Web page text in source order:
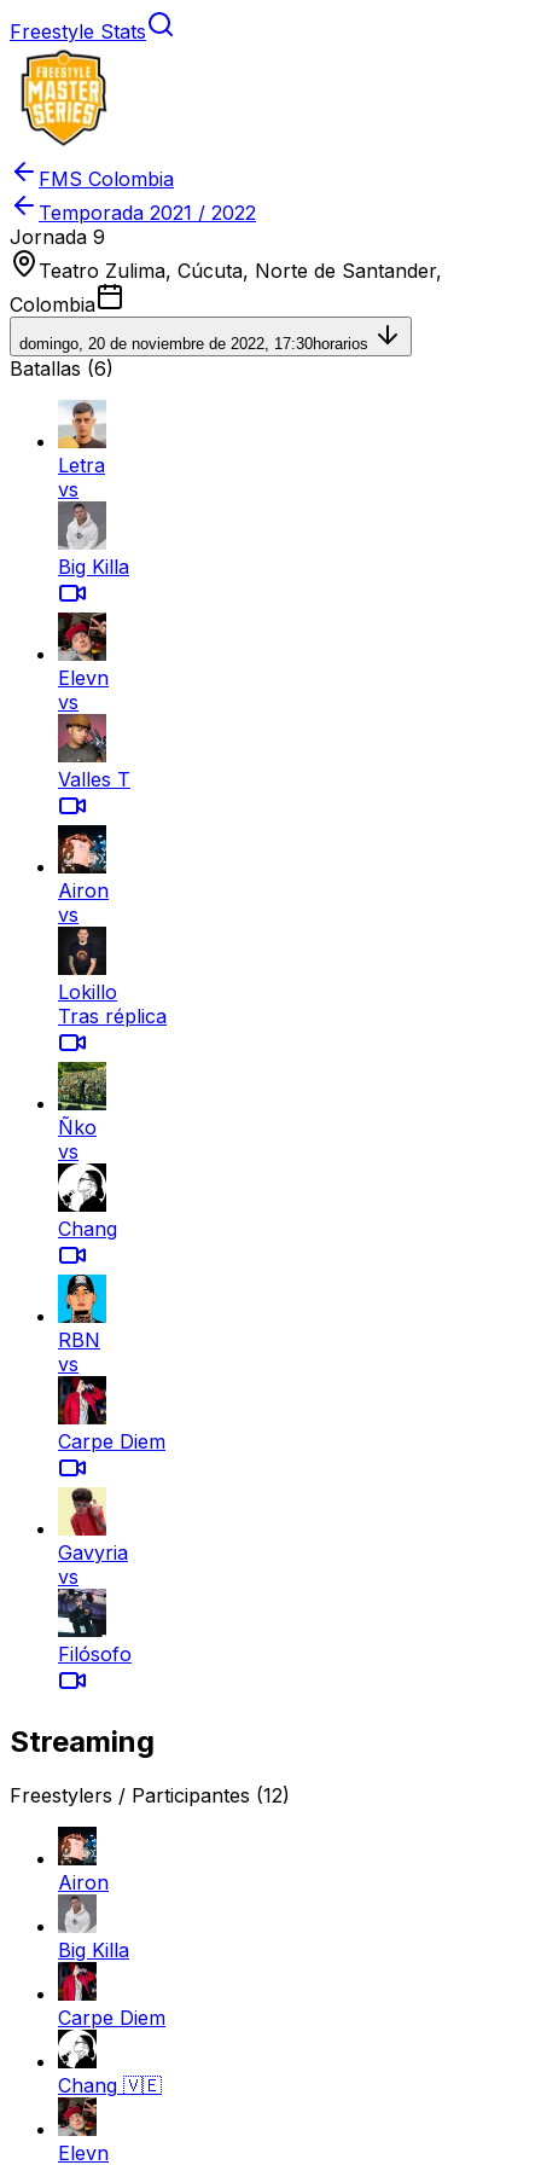
Freestyle Stats
FMS Colombia
Temporada 2021 / 2022
Jornada 9
Teatro Zulima, Cúcuta, Norte de Santander,
Colombia
domingo, 20 de noviembre de 2022, 17:30horarios
Batallas (6)
Letra
vs
Big Killa
Elevn
vs
Valles T
Airon
vs
Lokillo
Tras réplica
Ñko
vs
Chang
RBN
vs
Carpe Diem
Gavyria
vs
Filósofo
Streaming
Freestylers / Participantes (12)
Airon
Big Killa
Carpe Diem
Chang 🇻🇪
Elevn